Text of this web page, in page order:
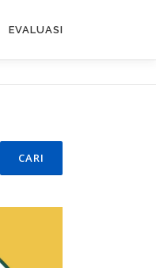
EVALUASI